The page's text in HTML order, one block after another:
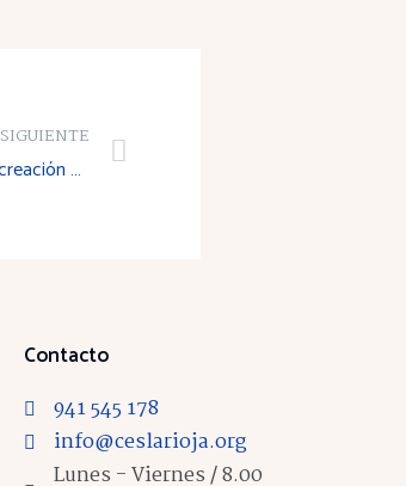
SIGUIENTE
Dictamen sobre el Anteproyecto de Ley de creación del Colegio Oficial de fisioterapeutas de La Rioja
Contacto
941 545 178
info@ceslarioja.org
Lunes - Viernes / 8.00